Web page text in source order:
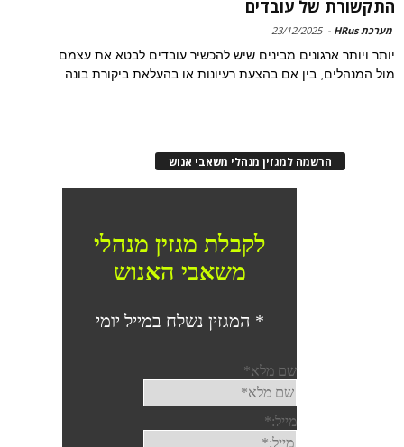
התקשורת של עובדים
מערכת HRus -
23/12/2025
יותר ויותר ארגונים מבינים שיש להכשיר עובדים לבטא את עצמם
מול המנהלים, בין אם בהצעת רעיונות או בהעלאת ביקורת בונה
הרשמה למגזין מנהלי משאבי אנוש